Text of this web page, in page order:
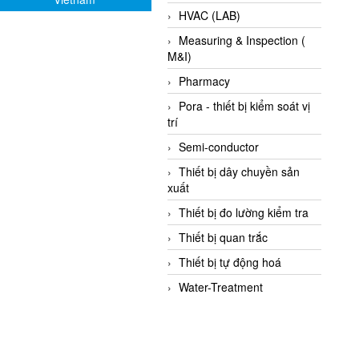
HVAC (LAB)
Measuring & Inspection (
M&I)
Pharmacy
Pora - thiết bị kiểm soát vị
trí
Semi-conductor
Thiết bị dây chuyền sản
xuất
Thiết bị đo lường kiểm tra
Thiết bị quan trắc
Thiết bị tự động hoá
Water-Treatment